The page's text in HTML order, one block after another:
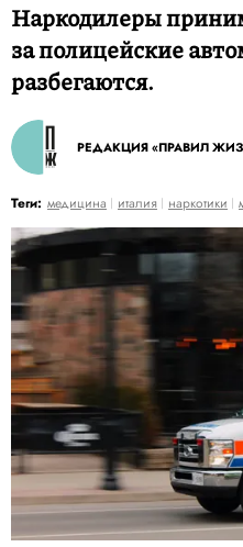
Наркодилеры
за полицейские
разбегаются.
РЕДАКЦИЯ «ПРАВИЛ
Теги: медицина италия наркотики